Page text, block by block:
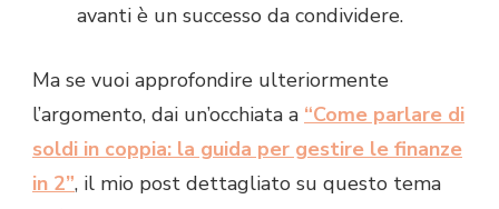
avanti è un successo da condividere.
Ma se vuoi approfondire ulteriormente
l’argomento, dai un’occhiata a “Come parlare di
soldi in coppia: la guida per gestire le finanze
in 2”, il mio post dettagliato su questo tema